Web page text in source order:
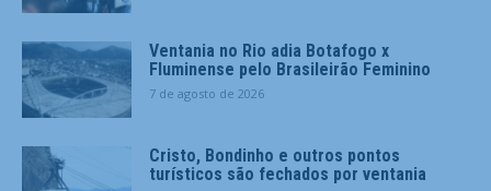
Ventania no Rio adia Botafogo x
Fluminense pelo Brasileirão Feminino
7 de agosto de 2026
Cristo, Bondinho e outros pontos
turísticos são fechados por ventania